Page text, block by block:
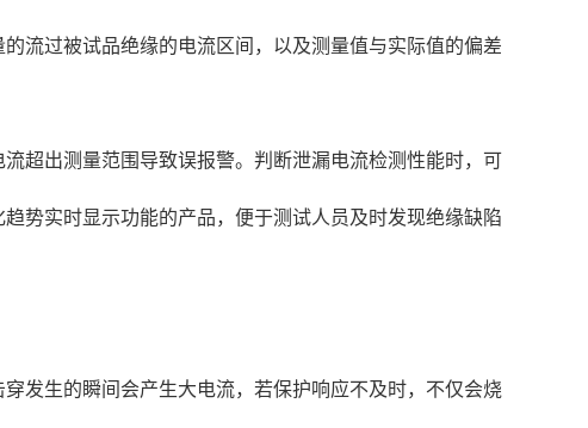
流过被试品绝缘的电流区间，以及测量值与实际值的偏差
超出测量范围导致误报警。判断泄漏电流检测性能时，可
势实时显示功能的产品，便于测试人员及时发现绝缘缺陷
发生的瞬间会产生大电流，若保护响应不及时，不仅会烧